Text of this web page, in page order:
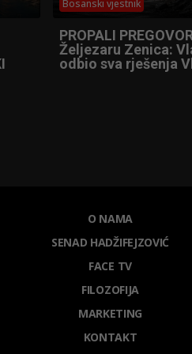
Bosanski vjestnik
PROPALI
Željezaru Zenica:
odbio sva rješenja
O NAMA
SENAD HADŽIFEJZOVIĆ
FACE TV
FILOZOFIJA
MARKETING
KONTAKT